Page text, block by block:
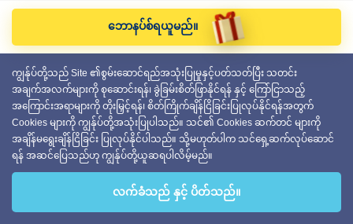
ဘောနပ်စ်ရယူမည်။
ကျွန်ုပ်တို့သည် Site ၏စွမ်းဆောင်ရည်အသုံးပြုမှုနှင့်ပတ်သတ်ပြီး သတင်း
အချက်အလက်များကို စုဆောင်းရန်၊ ခွဲခြမ်းစိတ်ဖြာနိုင်ရန် နှင့် ကြော်ငြာသည့်
အကြောင်းအရာများကို တိုးမြှင့်ရန်၊ စိတ်ကြိုက်ချိန်ငြိခြင်းပြုလုပ်နိုင်ရန်အတွက်
Cookies များကို ကျွန်ုပ်တို့အသုံးပြုပါသည်။ သင်၏ Cookies ဆက်တင် များကို
အချိန်မရွေးချိန်ငြိခြင်း ပြုလုပ်နိုင်ပါသည်။ သို့မဟုတ်ပါက သင်ရှေ့ဆက်လုပ်ဆောင်
ရန် အဆင်ပြေသည်ဟု ကျွန်ုပ်တို့ယူဆရပါလိမ့်မည်။
လက်ခံသည် နှင့် ပိတ်သည်။